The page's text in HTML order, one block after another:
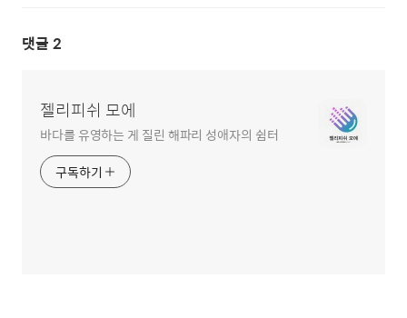
댓글 2
젤리피쉬 모에
바다를 유영하는 게 질린 해파리 성애자의 쉼터
구독하기